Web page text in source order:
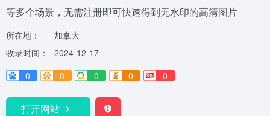
等多个场景，无需注册即可快速得到无水印的高清图片
所在地：
加拿大
收录时间：
2024-12-17
0
0 0 0 0
打开网站